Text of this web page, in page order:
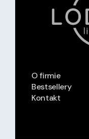
O firmie
Bestsellery
Kontakt